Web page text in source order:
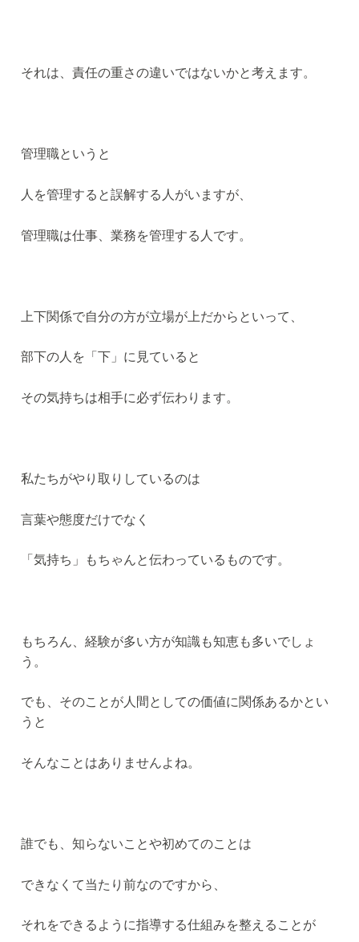
それは、責任の重さの違いではないかと考えます。
管理職というと
人を管理すると誤解する人がいますが、
管理職は仕事、業務を管理する人です。
上下関係で自分の方が立場が上だからといって、
部下の人を「下」に見ていると
その気持ちは相手に必ず伝わります。
私たちがやり取りしているのは
言葉や態度だけでなく
「気持ち」もちゃんと伝わっているものです。
もちろん、経験が多い方が知識も知恵も多いでしょ
う。
でも、そのことが人間としての価値に関係あるかとい
うと
そんなことはありませんよね。
誰でも、知らないことや初めてのことは
できなくて当たり前なのですから、
それをできるように指導する仕組みを整えることが